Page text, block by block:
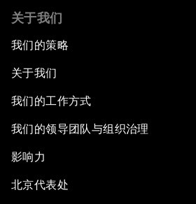
关于我们
我们的策略
关于我们
我们的工作方式
我们的领导团队与组织治理
影响力
北京代表处